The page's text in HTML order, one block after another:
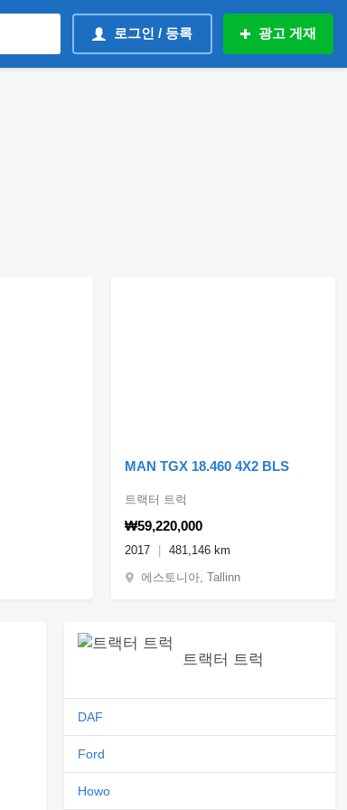
로그인 / 등록 광고 게재
MAN TGX 18.460 4X2 BLS
₩59,220,000
트랙터 트럭
2017
481,146 km
에스토니아, Tallinn
트랙터 트럭
DAF
Ford
Howo